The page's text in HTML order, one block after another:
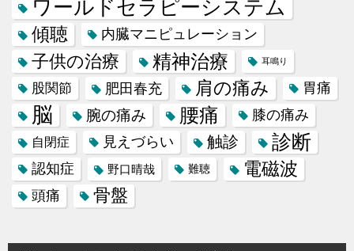
ワールドセラピーシステム
傾聴 内臓マニピュレーション
子供の治療 精神治療 耳鳴り
股関節 肥田春充 肩の痛み 胃痛
脳 腕の痛み 腰痛 膝の痛み
自閉症 見えづらい 触診 診断
認知症 野口晴哉 難聴 電磁波
頭痛 骨盤